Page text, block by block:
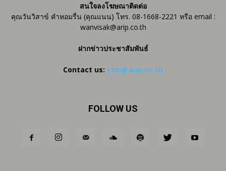
สนใจลงโฆษณาติดต่อ
คุณวันวิสาข์ คำหอมรื่น (คุณแนน) โทร. 08-1668-2221 หรือ email :
wanvisak@arip.co.th
ฝากข่าวประชาสัมพันธ์
Contact us: ctm@arip.co.th
FOLLOW US